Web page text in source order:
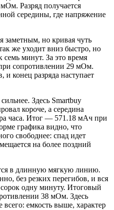
Разряд получается
середины, где напряжение
заметным, но кривая чуть
же уходит вниз быстро, но
минут. За это время
сопротивлении 29 мОм.
и конец разряда наступает
Здесь Smartbuy
короче, а середина
часа. Итог — 571.18 мАч при
графика видно, что
свободнее: спад идет
на более поздний
в длинную мягкую линию.
без резких перегибов, и вся
сорок одну минуту. Итоговый
38 мОм. Здесь
всего: емкость выше, характер